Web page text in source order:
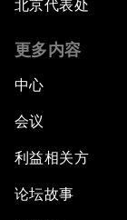
北京代表处
更多内容
中心
会议
利益相关方
论坛故事